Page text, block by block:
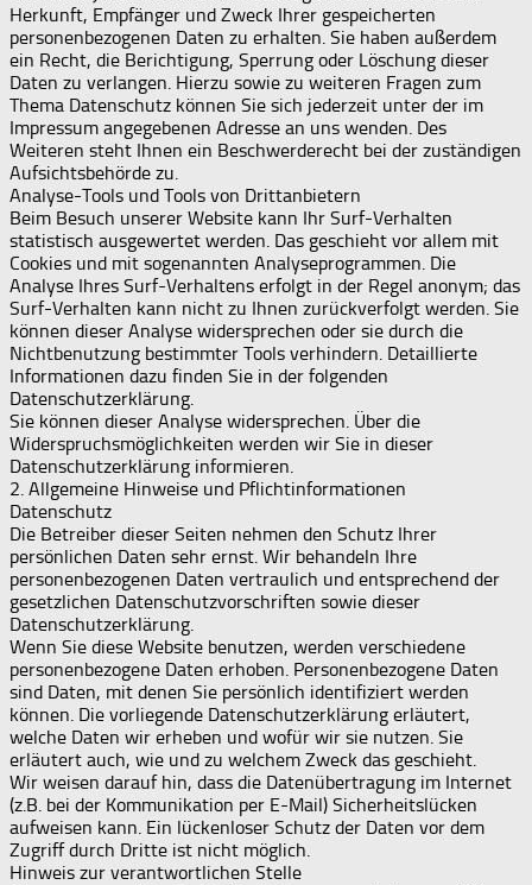
Herkunft, Empfänger und Zweck Ihrer gespeicherten
personenbezogenen Daten zu erhalten. Sie haben außerdem
ein Recht, die Berichtigung, Sperrung oder Löschung dieser
Daten zu verlangen. Hierzu sowie zu weiteren Fragen zum
Thema Datenschutz können Sie sich jederzeit unter der im
Impressum angegebenen Adresse an uns wenden. Des
Weiteren steht Ihnen ein Beschwerderecht bei der zuständigen
Aufsichtsbehörde zu.
Analyse-Tools und Tools von Drittanbietern
Beim Besuch unserer Website kann Ihr Surf-Verhalten
statistisch ausgewertet werden. Das geschieht vor allem mit
Cookies und mit sogenannten Analyseprogrammen. Die
Analyse Ihres Surf-Verhaltens erfolgt in der Regel anonym; das
Surf-Verhalten kann nicht zu Ihnen zurückverfolgt werden. Sie
können dieser Analyse widersprechen oder sie durch die
Nichtbenutzung bestimmter Tools verhindern. Detaillierte
Informationen dazu finden Sie in der folgenden
Datenschutzerklärung.
Sie können dieser Analyse widersprechen. Über die
Widerspruchsmöglichkeiten werden wir Sie in dieser
Datenschutzerklärung informieren.
2. Allgemeine Hinweise und Pflichtinformationen
Datenschutz
Die Betreiber dieser Seiten nehmen den Schutz Ihrer
persönlichen Daten sehr ernst. Wir behandeln Ihre
personenbezogenen Daten vertraulich und entsprechend der
gesetzlichen Datenschutzvorschriften sowie dieser
Datenschutzerklärung.
Wenn Sie diese Website benutzen, werden verschiedene
personenbezogene Daten erhoben. Personenbezogene Daten
sind Daten, mit denen Sie persönlich identifiziert werden
können. Die vorliegende Datenschutzerklärung erläutert,
welche Daten wir erheben und wofür wir sie nutzen. Sie
erläutert auch, wie und zu welchem Zweck das geschieht.
Wir weisen darauf hin, dass die Datenübertragung im Internet
(z.B. bei der Kommunikation per E-Mail) Sicherheitslücken
aufweisen kann. Ein lückenloser Schutz der Daten vor dem
Zugriff durch Dritte ist nicht möglich.
Hinweis zur verantwortlichen Stelle